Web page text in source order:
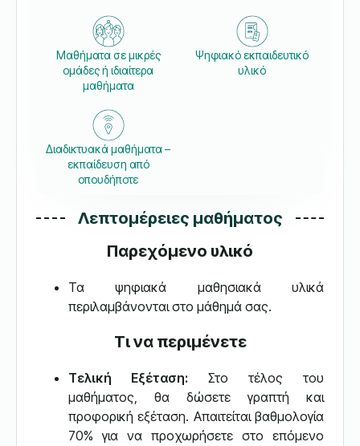
Μαθήματα σε μικρές
ομάδες ή ιδιαίτερα
μαθήματα
Ψηφιακό εκπαιδευτικό
υλικό
Διαδικτυακά μαθήματα –
εκπαίδευση από
οπουδήποτε
Λεπτομέρειες μαθήματος
Παρεχόμενο υλικό
Τα ψηφιακά μαθησιακά υλικά
περιλαμβάνονται στο μάθημά σας.
Τι να περιμένετε
Τελική Εξέταση: Στο τέλος του
μαθήματος, θα δώσετε γραπτή και
προφορική εξέταση. Απαιτείται βαθμολογία
70% για να προχωρήσετε στο επόμενο